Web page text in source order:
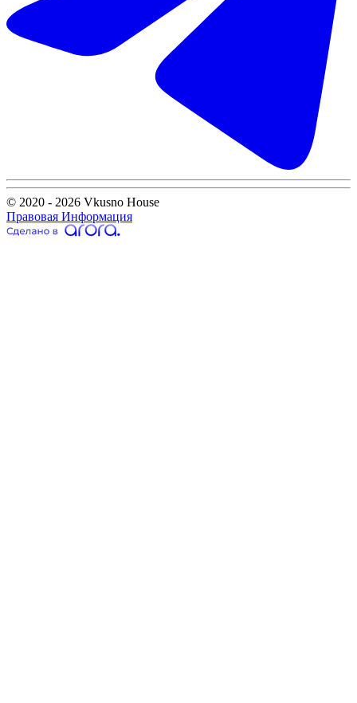
© 2020 - 2026 Vkusno House
Правовая Информация